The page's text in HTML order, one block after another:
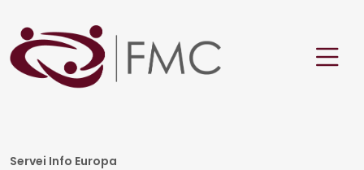
Servei Info Europa